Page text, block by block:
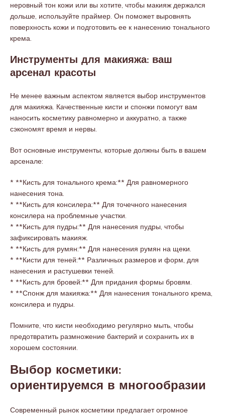
неровный тон кожи или вы хотите, чтобы макияж держался
дольше, используйте праймер. Он поможет выровнять
поверхность кожи и подготовить ее к нанесению тонального
крема.
Инструменты для макияжа: ваш
арсенал красоты
Не менее важным аспектом является выбор инструментов
для макияжа. Качественные кисти и спонжи помогут вам
наносить косметику равномерно и аккуратно, а также
сэкономят время и нервы.
Вот основные инструменты, которые должны быть в вашем
арсенале:
* **Кисть для тонального крема:** Для равномерного
нанесения тона.
* **Кисть для консилера:** Для точечного нанесения
консилера на проблемные участки.
* **Кисть для пудры:** Для нанесения пудры, чтобы
зафиксировать макияж.
* **Кисть для румян:** Для нанесения румян на щеки.
* **Кисти для теней:** Различных размеров и форм, для
нанесения и растушевки теней.
* **Кисть для бровей:** Для придания формы бровям.
* **Спонж для макияжа:** Для нанесения тонального крема,
консилера и пудры.
Помните, что кисти необходимо регулярно мыть, чтобы
предотвратить размножение бактерий и сохранить их в
хорошем состоянии.
Выбор косметики:
ориентируемся в многообразии
Современный рынок косметики предлагает огромное